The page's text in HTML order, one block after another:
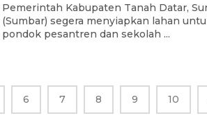
Pemerintah Kabupaten Tanah Datar,
(Sumbar) segera menyiapkan lahan
pondok pesantren dan sekolah ...
6 7 8 9 10